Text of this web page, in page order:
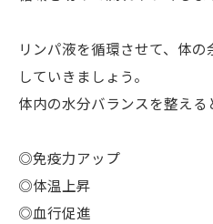
リンパ液を循環させて、体
していきましょう。
体内の水分バランスを整える
◎免疫力アップ
◎体温上昇
◎血行促進